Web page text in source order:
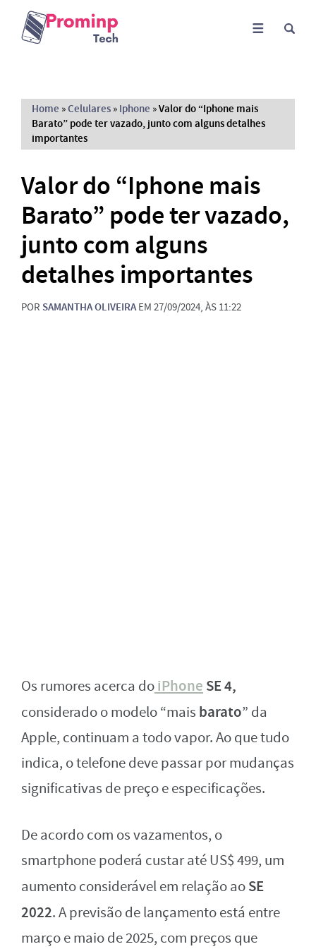
Home »Celulares » Iphone »Valor do “Iphone mais
Barato” pode ter vazado, junto com alguns detalhes
importantes
Valor do “Iphone mais
Barato” pode ter vazado,
junto com alguns
detalhes importantes
POR SAMANTHA OLIVEIRAEM 27/09/2024, ÀS 11:22
Os rumores acerca doiPhone SE 4,
considerado o modelo “mais barato” da
Apple, continuam a todo vapor. Ao que tudo
indica, o telefone deve passar por mudanças
significativas de preço e especificações.
De acordo com os vazamentos, o
smartphone poderá custar até US$ 499, um
aumento considerável em relação aoSE
2022. A previsão de lançamento está entre
março e maio de 2025, com preços que